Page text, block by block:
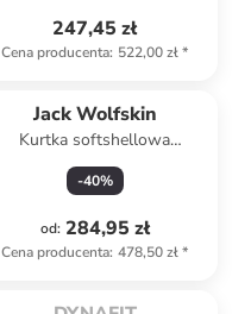
247,45 zł
Cena producenta: 522,00 zł*
Jack Wolfskin
Kurtka softshellowa
"Bornberg" w kolorze
granatowym
-40%
od: 284,95 zł
Cena producenta: 478,50 zł*
Wyprzedane